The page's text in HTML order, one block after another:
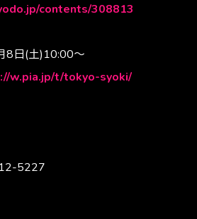
contents/308813
8日(土)10:00〜
w.pia.jp/t/tokyo-syoki/
5227